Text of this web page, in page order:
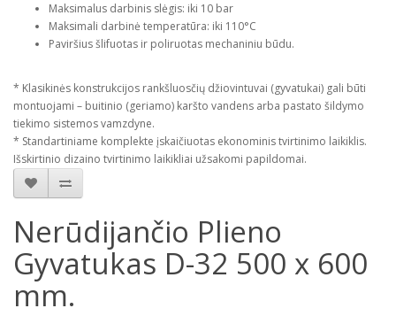
Maksimalus darbinis slėgis: iki 10 bar
Maksimali darbinė temperatūra: iki 110°C
Paviršius šlifuotas ir poliruotas mechaniniu būdu.
* Klasikinės konstrukcijos rankšluosčių džiovintuvai (gyvatukai) gali būti
montuojami – buitinio (geriamo) karšto vandens arba pastato šildymo
tiekimo sistemos vamzdyne.
* Standartiniame komplekte įskaičiuotas ekonominis tvirtinimo laikiklis.
Išskirtinio dizaino tvirtinimo laikikliai užsakomi papildomai.
Nerūdijančio Plieno
Gyvatukas D-32 500 x 600
mm.